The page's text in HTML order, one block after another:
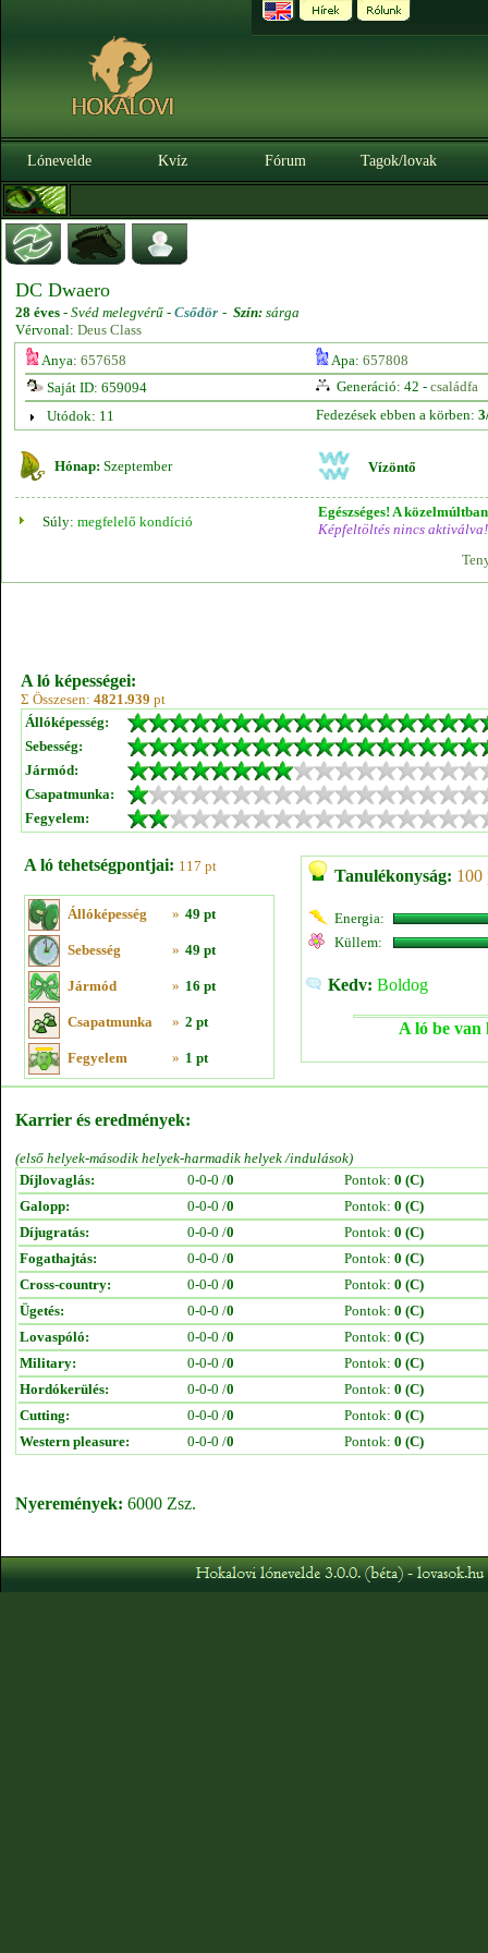
Lónevelde Kvíz Fórum Tagok/lovak
DC Dwaero
28 éves - Svéd melegvérű - Csődör - Szín: sárga
Vérvonal: Deus Class
Anya: 657658 Apa: 657808
Saját ID: 659094
Generáció: 42 - családfa
Utódok: 11
Fedezések ebben a körben:
Hónap: Szeptember Vízöntő
Súly: megfelelő kondíció
Egészséges! A
Képfeltöltés nincs aktiválva!
A ló képességei:
Σ Összesen: 4821.939 pt
Állóképesség:
Sebesség:
Jármód:
Csapatmunka:
Fegyelem:
A ló tehetségpontjai: 117 pt
Állóképesség » 49 pt
Sebesség » 49 pt
Jármód » 16 pt
Csapatmunka » 2 pt
Fegyelem » 1 pt
Tanulékonyság: 100
Energia:
Küllem:
Kedv: Boldog
A ló be van
Karrier és eredmények:
(első helyek-második helyek-harmadik helyek /indulások)
Díjlovaglás:
0-0-0 /0 Pontok: 0 (C)
Galopp:
0-0-0 /0 Pontok: 0 (C)
Díjugratás:
0-0-0 /0 Pontok: 0 (C)
Fogathajtás:
0-0-0 /0 Pontok: 0 (C)
Cross-country:
0-0-0 /0 Pontok: 0 (C)
Ügetés:
0-0-0 /0 Pontok: 0 (C)
Lovaspóló:
0-0-0 /0 Pontok: 0 (C)
Military:
0-0-0 /0 Pontok: 0 (C)
Hordókerülés:
0-0-0 /0 Pontok: 0 (C)
Cutting:
0-0-0 /0 Pontok: 0 (C)
Western pleasure:
0-0-0 /0 Pontok: 0 (C)
Nyeremények: 6000 Zsz.